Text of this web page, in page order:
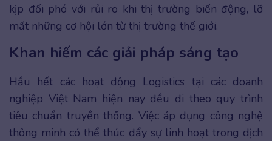
kịp đối phó với rủi ro khi thị trường biến động, lỡ
mất những cơ hội lớn từ thị trường thế giới.
Khan hiếm các giải pháp sáng tạo
Hầu hết các hoạt động Logistics tại các doanh
nghiệp Việt Nam hiện nay đều đi theo quy trình
tiêu chuẩn truyền thống. Việc áp dụng công nghệ
thông minh có thể thúc đẩy sự linh hoạt trong dịch